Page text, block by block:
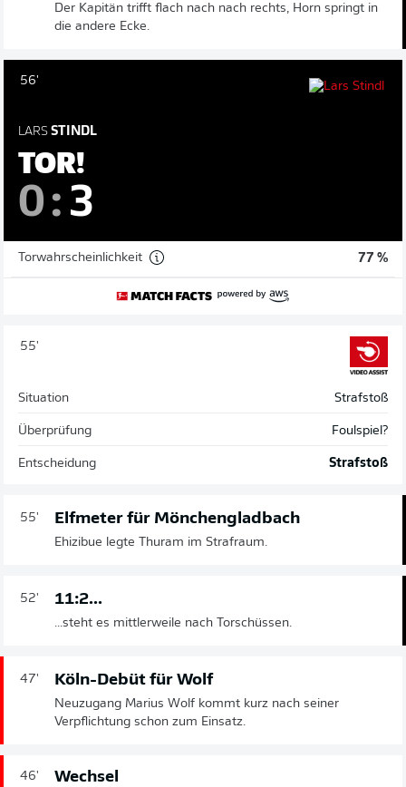
Der Kapitän trifft flach nach nach rechts, Horn springt in
die andere Ecke.
56'
LARS STINDL
TOR!
0: 3
Torwahrscheinlichkeit 77 %
55'
Situation Strafstoß
Überprüfung Foulspiel?
Entscheidung Strafstoß
55' Elfmeter für Mönchengladbach
Ehizibue legte Thuram im Strafraum.
52' 11:2...
...steht es mittlerweile nach Torschüssen.
47' Köln-Debüt für Wolf
Neuzugang Marius Wolf kommt kurz nach seiner
Verpflichtung schon zum Einsatz.
46' Wechsel